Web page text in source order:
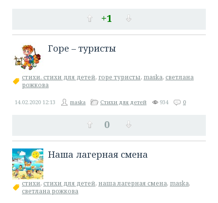
+1
​Горе – туристы
стихи. стихи для детей, горе туристы, maska, светлана
рожкова
0
14.02.2020 12:13 maska Стихи для детей 934 0
​Наша лагерная смена
стихи, стихи для детей, наша лагерная смена, maska,
светлана рожкова